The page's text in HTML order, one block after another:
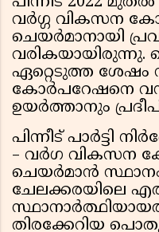
വർഗ്ഗ വികസന
ചെയർമാനായി
വരികയായിരുന്നു.
ഏറ്റെടുത്ത ശേഷം
കോർപറേഷനെ
ഉയർത്താനും
പിന്നീട് പാർട്ടി
– വർഗ വികസന
ചെയർമാൻ
ചേലക്കരയിലെ
സ്ഥാനാർത്ഥിയായത്.
തിരക്കേറിയ